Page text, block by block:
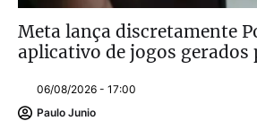
Meta lança discretamente
aplicativo de jogos gerados
06/08/2026 - 17:00
Paulo Junio